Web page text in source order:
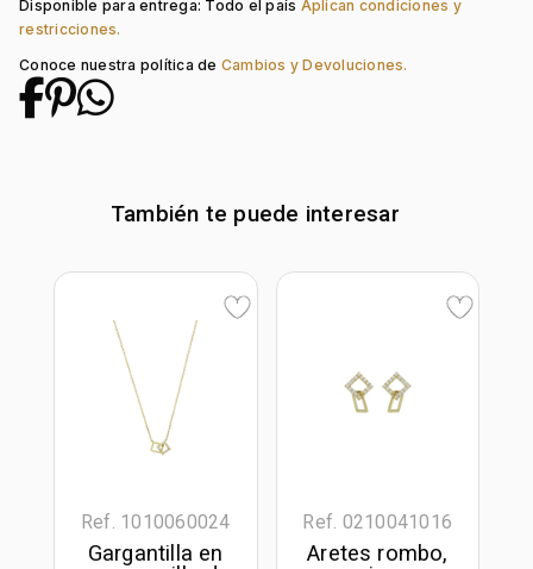
Disponible para entrega: Todo el país Aplican condiciones y
restricciones.
Conoce nuestra política de Cambios y Devoluciones.
También te puede interesar
Ref. 1010060024
Gargantilla en
Ref. 0210041016
Aretes rombo,